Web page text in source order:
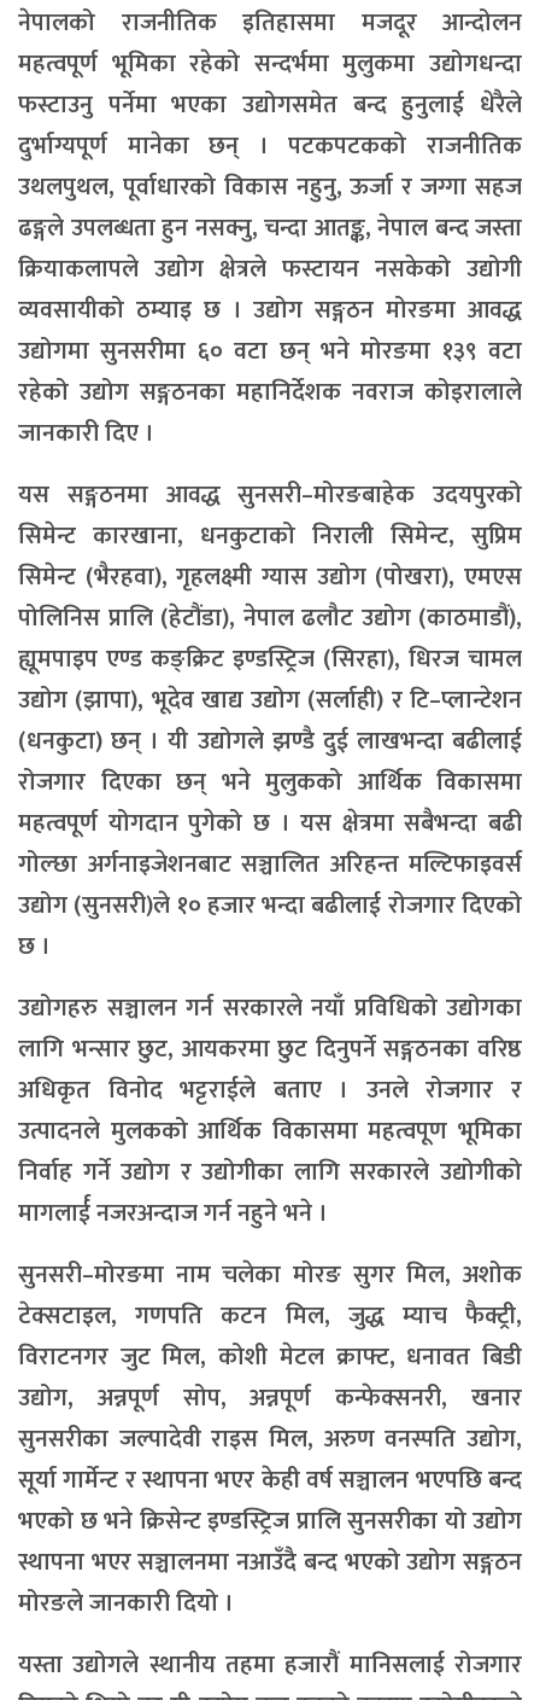
नेपालको राजनीतिक इतिहासमा मजदूर आन्दोलन
महत्वपूर्ण भूमिका रहेको सन्दर्भमा मुलुकमा उद्योगधन्दा
फस्टाउनु पर्नेमा भएका उद्योगसमेत बन्द हुनुलाई धेरैले
दुर्भाग्यपूर्ण मानेका छन् । पटकपटकको राजनीतिक
उथलपुथल, पूर्वाधारको विकास नहुनु, ऊर्जा र जग्गा सहज
ढङ्गले उपलब्धता हुन नसक्नु, चन्दा आतङ्क, नेपाल बन्द जस्ता
क्रियाकलापले उद्योग क्षेत्रले फस्टायन नसकेको उद्योगी
व्यवसायीको ठम्याइ छ । उद्योग सङ्गठन मोरङमा आवद्ध
उद्योगमा सुनसरीमा ६० वटा छन् भने मोरङमा १३९ वटा
रहेको उद्योग सङ्गठनका महानिर्देशक नवराज कोइरालाले
जानकारी दिए ।
यस सङ्गठनमा आवद्ध सुनसरी–मोरङबाहेक उदयपुरको
सिमेन्ट कारखाना, धनकुटाको निराली सिमेन्ट, सुप्रिम
सिमेन्ट (भैरहवा), गृहलक्ष्मी ग्यास उद्योग (पोखरा), एमएस
पोलिनिस प्रालि (हेटौंडा), नेपाल ढलौट उद्योग (काठमाडौं),
ह्यूमपाइप एण्ड कङ्क्रिट इण्डस्ट्रिज (सिरहा), धिरज चामल
उद्योग (झापा), भूदेव खाद्य उद्योग (सर्लाही) र टि–प्लान्टेशन
(धनकुटा) छन् । यी उद्योगले झण्डै दुई लाखभन्दा बढीलाई
रोजगार दिएका छन् भने मुलुकको आर्थिक विकासमा
महत्वपूर्ण योगदान पुगेको छ । यस क्षेत्रमा सबैभन्दा बढी
गोल्छा अर्गनाइजेशनबाट सञ्चालित अरिहन्त मल्टिफाइवर्स
उद्योग (सुनसरी)ले १० हजार भन्दा बढीलाई रोजगार दिएको
छ ।
उद्योगहरु सञ्चालन गर्न सरकारले नयाँ प्रविधिको उद्योगका
लागि भन्सार छुट, आयकरमा छुट दिनुपर्ने सङ्गठनका वरिष्ठ
अधिकृत विनोद भट्टराईले बताए । उनले रोजगार र
उत्पादनले मुलकको आर्थिक विकासमा महत्वपूण भूमिका
निर्वाह गर्ने उद्योग र उद्योगीका लागि सरकारले उद्योगीको
मागलार्ई नजरअन्दाज गर्न नहुने भने ।
सुनसरी–मोरङमा नाम चलेका मोरङ सुगर मिल, अशोक
टेक्सटाइल, गणपति कटन मिल, जुद्ध म्याच फैक्ट्री,
विराटनगर जुट मिल, कोशी मेटल क्राफ्ट, धनावत बिडी
उद्योग, अन्नपूर्ण सोप, अन्नपूर्ण कन्फेक्सनरी, खनार
सुनसरीका जल्पादेवी राइस मिल, अरुण वनस्पति उद्योग,
सूर्या गार्मेन्ट र स्थापना भएर केही वर्ष सञ्चालन भएपछि बन्द
भएको छ भने क्रिसेन्ट इण्डस्ट्रिज प्रालि सुनसरीका यो उद्योग
स्थापना भएर सञ्चालनमा नआउँदै बन्द भएको उद्योग सङ्गठन
मोरङले जानकारी दियो ।
यस्ता उद्योगले स्थानीय तहमा हजारौं मानिसलाई रोजगार